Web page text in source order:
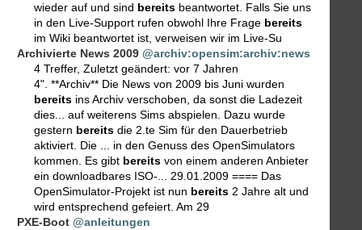
wieder auf und sind bereits beantwortet. Falls Sie uns
in den Live-Support rufen obwohl Ihre Frage bereits
im Wiki beantwortet ist, verweisen wir im Live-Su
Archivierte News 2009 @archiv:opensim:archiv:news
4 Treffer, Zuletzt geändert: vor 7 Jahren
4". **Archiv** Die News von 2009 bis Juni wurden
bereits ins Archiv verschoben, da sonst die Ladezeit
dies... auf weiterens Sims abspielen. Dazu wurde
gestern bereits die 2.te Sim für den Dauerbetrieb
aktiviert. Die ... in den Genuss des OpenSimulators
kommen. Es gibt bereits von einem anderen Anbieter
ein downloadbares ISO-... 29.01.2009 ==== Das
OpenSimulator-Projekt ist nun bereits 2 Jahre alt und
wird entsprechend gefeiert. Am 29
PXE-Boot @anleitungen